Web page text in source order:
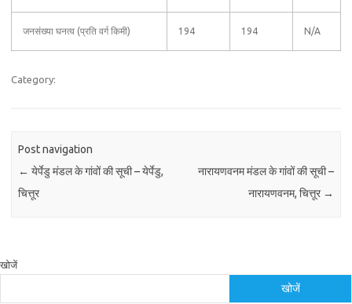
जनसंख्या घनत्व (प्रति वर्ग किमी) 194 194 N/A
Category:
Post navigation
← येर्पेडु मंडल के गांवों की सूची – येर्पेडु,
चित्तूर
नारायणवनम मंडल के गांवों की सूची –
नारायणवनम, चित्तूर →
खोजें
खोजें